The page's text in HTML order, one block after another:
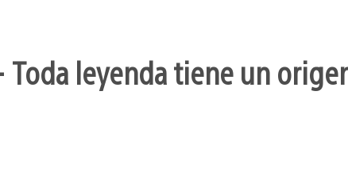
leyenda tiene un